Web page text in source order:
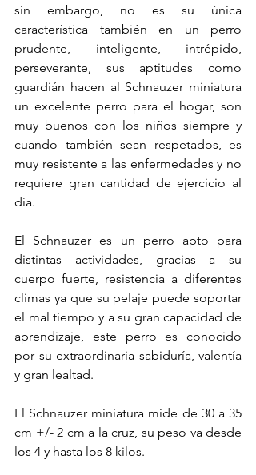
sin embargo, no es su única
característica también en un perro
prudente, inteligente, intrépido,
perseverante, sus aptitudes como
guardián hacen al Schnauzer miniatura
un excelente perro para el hogar, son
muy buenos con los niños siempre y
cuando también sean respetados, es
muy resistente a las enfermedades y no
requiere gran cantidad de ejercicio al
día.
El Schnauzer es un perro apto para
distintas actividades, gracias a su
cuerpo fuerte, resistencia a diferentes
climas ya que su pelaje puede soportar
el mal tiempo y a su gran capacidad de
aprendizaje, este perro es conocido
por su extraordinaria sabiduría, valentía
y gran lealtad.
El Schnauzer miniatura mide de 30 a 35
cm +/- 2 cm a la cruz, su peso va desde
los 4 y hasta los 8 kilos.